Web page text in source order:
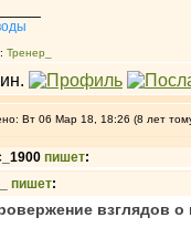
Тренер_
Вт 06 Мар 18, 18:26 (8 лет
пишет:
пишет:
взглядов